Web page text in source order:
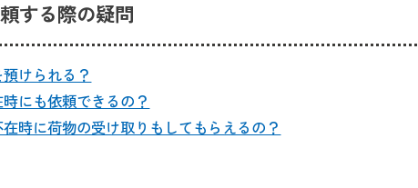
する際の疑問
けられる？
にも依頼できるの？
時に荷物の受け取りもしてもらえるの？